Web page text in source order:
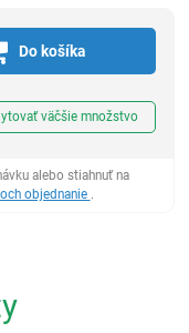
Do košíka
väčšie množstvo
alebo stiahnuť na
objednanie .